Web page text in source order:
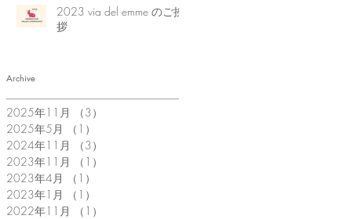
2023 via del emme のご挨
拶
Archive
2025年11月 （3）
2025年5月
（1）
2024年11月
（3）
2023年11月
（1）
2023年4月
（1）
2023年1月
（1）
2022年11月
（1）